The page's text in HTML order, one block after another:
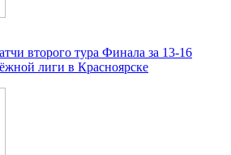
второго тура Финала за 13-16
лиги в Красноярске